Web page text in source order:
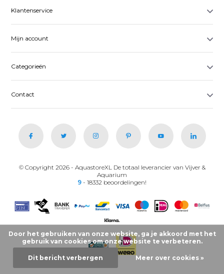
Klantenservice
Mijn account
Categorieën
Contact
© Copyright 2026 - AquastoreXL De totaal leverancier van Vijver &
Aquarium
9 - 18332 beoordelingen!
Door het gebruiken van onze website, ga je akkoord met het
gebruik van cookies om onze website te verbeteren.
Dit bericht verbergen Meer over cookies »